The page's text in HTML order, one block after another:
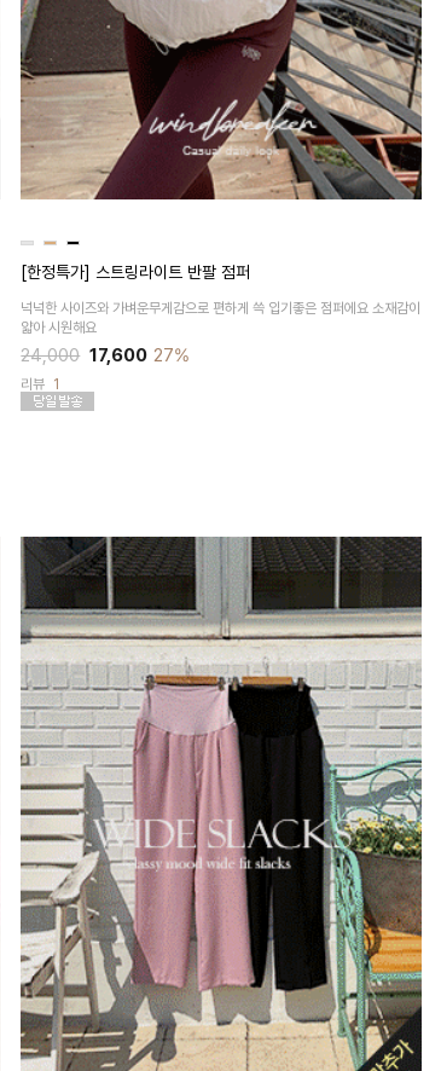
[한정특가] 스트링라이트 반팔 점퍼
넉넉한 사이즈와 가벼운무게감으로 편하게 쓱 입기좋은 점퍼에요 소재감이
얇아 시원해요
24,000 17,600 27%
리뷰 1